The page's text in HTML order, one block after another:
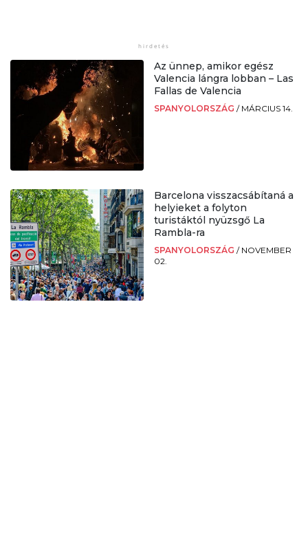
Az ünnep, amikor egész
Valencia lángra lobban – Las
Fallas de Valencia
SPANYOLORSZÁG / MÁRCIUS 14.
Barcelona visszacsábítaná a
helyieket a folyton
turistáktól nyüzsgő La
Rambla-ra
SPANYOLORSZÁG / NOVEMBER
02.